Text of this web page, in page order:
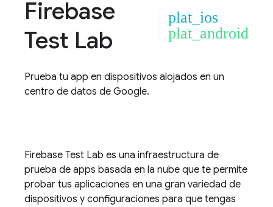
Firebase
Test Lab
plat_ios
plat_android
Prueba tu app en dispositivos alojados en un
centro de datos de Google.
Firebase Test Lab es una infraestructura de
prueba de apps basada en la nube que te permite
probar tus aplicaciones en una gran variedad de
dispositivos y configuraciones para que tengas